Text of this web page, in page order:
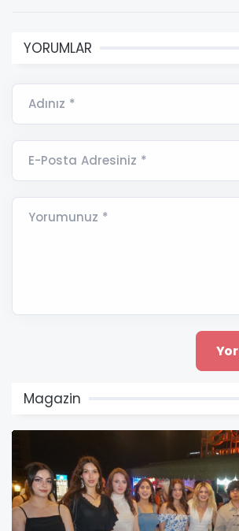
YORUMLAR
Adınız *
E-Posta Adresiniz *
Yorumunuz *
Magazin